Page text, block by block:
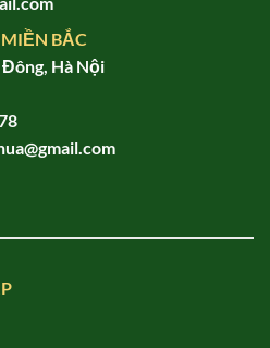
BẮC
Đông, Hà Nội